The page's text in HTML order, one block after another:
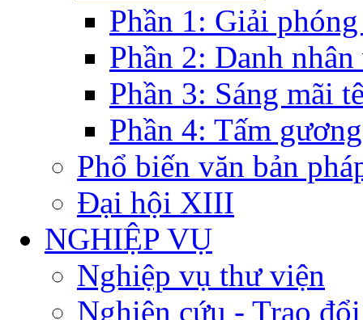
Phần 1: Giải
Phần 2: Danh nhân
Phần 3: Sáng mãi
Phần 4: Tấm
Phổ biến văn bản
Đại hội XIII
NGHIỆP VỤ
Nghiệp vụ thư viện
Nghiên cứu - Trao đổi